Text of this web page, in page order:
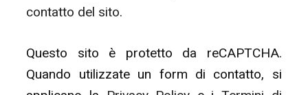
contatto del sito.
Questo sito è protetto da reCAPTCHA.
Quando utilizzate un form di contatto, si